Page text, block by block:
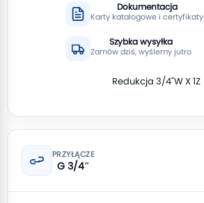
Dokumentacja
Karty katalogowe i certyfikaty
Szybka wysyłka
Zamów dziś, wyślemy jutro
Redukcja 3/4"W X 1Z
PRZYŁĄCZE
G 3/4″